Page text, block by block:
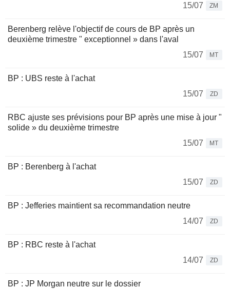
15/07
ZM
Berenberg relève l'objectif de cours de BP après un
deuxième trimestre " exceptionnel » dans l'aval
15/07
MT
BP : UBS reste à l'achat
15/07
ZD
RBC ajuste ses prévisions pour BP après une mise à jour "
solide » du deuxième trimestre
15/07
MT
BP : Berenberg à l'achat
15/07
ZD
BP : Jefferies maintient sa recommandation neutre
14/07
ZD
BP : RBC reste à l'achat
14/07
ZD
BP : JP Morgan neutre sur le dossier